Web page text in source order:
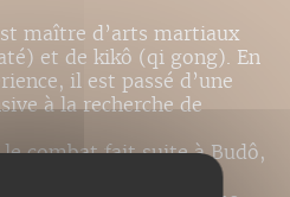
maître d’arts martiaux
et de kikô (qi gong). En
il est passé d’une
à la recherche de
le combat fait suite à Budô,
L’ouvrage retrace